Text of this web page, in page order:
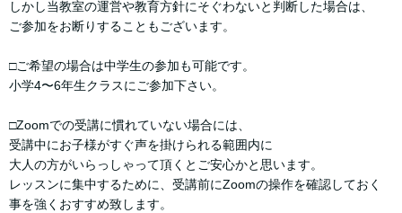
しかし当教室の運営や教育方針にそぐわないと判断した場合は、
ご参加をお断りすることもございます。
□ご希望の場合は中学生の参加も可能です。
小学4〜6年生クラスにご参加下さい。
□Zoomでの受講に慣れていない場合には、
受講中にお子様がすぐ声を掛けられる範囲内に
大人の方がいらっしゃって頂くとご安心かと思います。
レッスンに集中するために、受講前にZoomの操作を確認しておく
事を強くおすすめ致します。